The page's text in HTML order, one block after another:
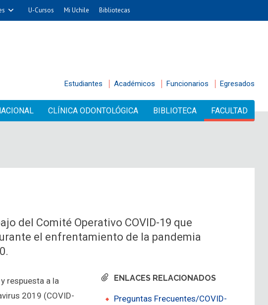
U-Cursos Mi Uchile Bibliotecas
Estudiantes Académicos Funcionarios Egresados
CLÍNICA ODONTOLÓGICA BIBLIOTECA FACULTAD
del Comité Operativo COVID-19 que
el enfrentamiento de la pandemia
ENLACES RELACIONADOS
Preguntas Frecuentes/COVID-
respuesta a la
2019 (COVID-